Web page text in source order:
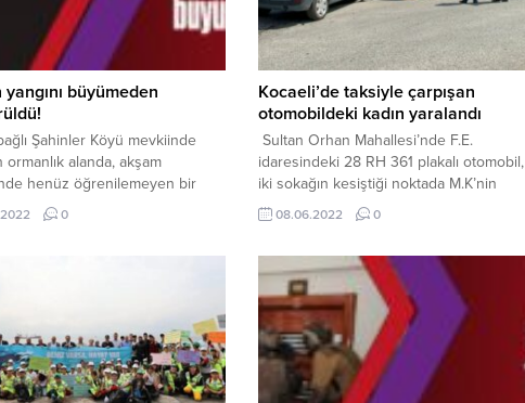
büyümeden
Şahinler Köyü mevkiinde
ormanlık alanda, akşam
henüz öğrenilemeyen bir
dolayı yangın çıktı. Ormanlık
alev v e dumanları fark
olay yerine ulaşan itfaiye...
0
Kocaeli’de taksiyle çarpışan
otomobildeki kadın yaralandı
Sultan Orhan Mahallesi’nde F.E.
idaresindeki 28 RH 361 plakalı otomobil,
iki sokağın kesiştiği noktada M.K’nin
kullandığı 41 T 3114 plakalı taksiyle
çarpıştı. Kazanın şiddetiyle savrulan taksi,
Yaralanan ve ambulansla özel hastaneye
kaldırılan F.E’nin eşi Asiye E’nin hayati
tehlikesinin bulunmadığı öğrenildi.
Kadının hac öncesi Giresun’dan
Gebze’ye...
08.06.2022 0